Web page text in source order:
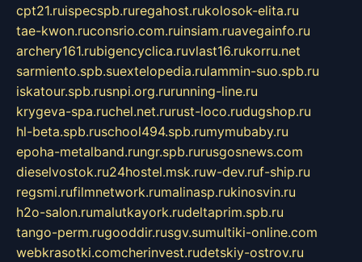
cpt21.ruispecspb.ruregahost.rukolosok-elita.ru
tae-kwon.ruconsrio.com.ruinsiam.ruavegainfo.ru
archery161.rubigencyclica.ruvlast16.rukorru.net
sarmiento.spb.suextelopedia.rulammin-suo.spb.ru
iskatour.spb.rusnpi.org.rurunning-line.ru
krygeva-spa.ruchel.net.rurust-loco.rudugshop.ru
hl-beta.spb.ruschool494.spb.rumymubaby.ru
epoha-metalband.rungr.spb.rurusgosnews.com
dieselvostok.ru24hostel.msk.ruw-dev.ruf-ship.ru
regsmi.rufilmnetwork.rumalinasp.rukinosvin.ru
h2o-salon.rumalutkayork.rudeltaprim.spb.ru
tango-perm.rugooddir.rusgv.sumultiki-online.com
webkrasotki.comcherinvest.rudetskiy-ostrov.ru